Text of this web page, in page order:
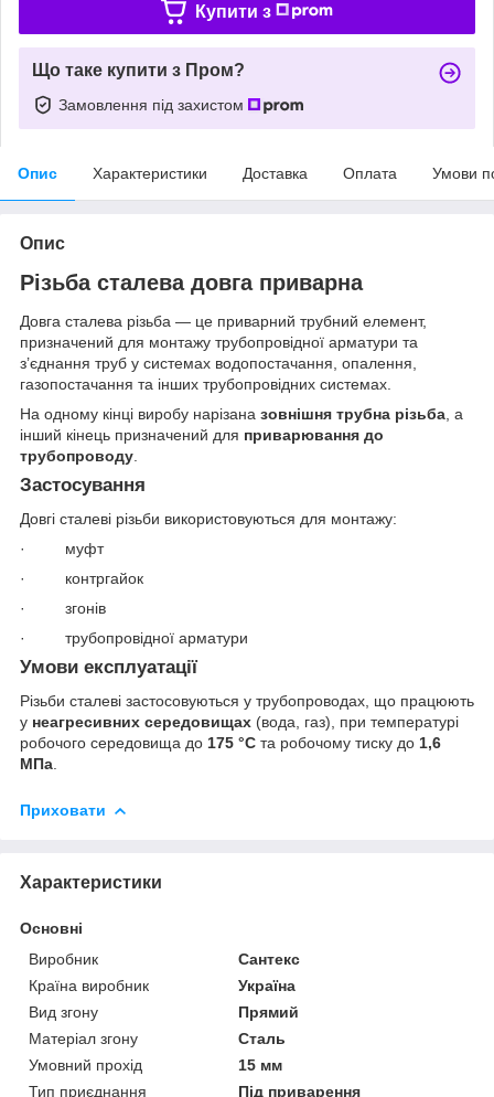
Купити з
Що таке купити з Пром?
Замовлення під захистом
Опис Характеристики Доставка Оплата Умови
Опис
Різьба сталева довга приварна
Довга сталева різьба — це приварний трубний елемент,
призначений для монтажу трубопровідної арматури та
з’єднання труб у системах водопостачання, опалення,
газопостачання та інших трубопровідних системах.
На одному кінці виробу нарізана зовнішня трубна різьба, а
інший кінець призначений для приварювання до
трубопроводу.
Застосування
Довгі сталеві різьби використовуються для монтажу:
· муфт
· контргайок
· згонів
· трубопровідної арматури
Умови експлуатації
Різьби сталеві застосовуються у трубопроводах, що працюють
у неагресивних середовищах (вода, газ), при температурі
робочого середовища до 175 °C та робочому тиску до 1,6
МПа
Приховати
Характеристики
Основні
Виробник
Сантекс
Країна виробник
Україна
Вид згону
Прямий
Матеріал згону
Сталь
Умовний прохід
15 мм
Тип приєднання
Під приварення